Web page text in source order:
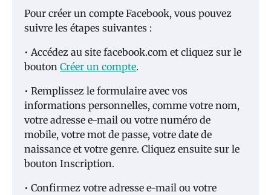
Pour créer un compte Facebook, vous pouvez
suivre les étapes suivantes :
• Accédez au site facebook.com et cliquez sur le
bouton Créer un compte.
• Remplissez le formulaire avec vos
informations personnelles, comme votre nom,
votre adresse e-mail ou votre numéro de
mobile, votre mot de passe, votre date de
naissance et votre genre. Cliquez ensuite sur le
bouton Inscription.
• Confirmez votre adresse e-mail ou votre